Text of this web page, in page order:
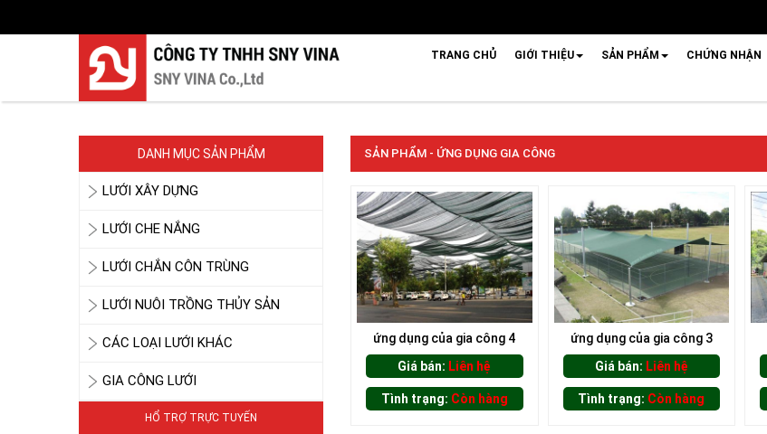
TRANG CHỦ GIỚI THIỆU SẢN PHẨM CHỨNG NHẬN
DANH MỤC SẢN PHẨM
LƯỚI XÂY DỰNG
LƯỚI CHE NẮNG
LƯỚI CHẮN CÔN TRÙNG
LƯỚI NUÔI TRỒNG THỦY SẢN
CÁC LOẠI LƯỚI KHÁC
GIA CÔNG LƯỚI
HỔ TRỢ TRỰC TUYẾN
LƯỚI CHE NẮNG
LƯỚI CHE NẮNG
SẢN PHẨM - ỨNG DỤNG GIA CÔNG
ứng dụng của gia công 4
Giá bán: Liên hệ
Tình trạng: Còn hàng
ứng dụng của gia công 3
Giá bán: Liên hệ
Tình trạng: Còn hàng